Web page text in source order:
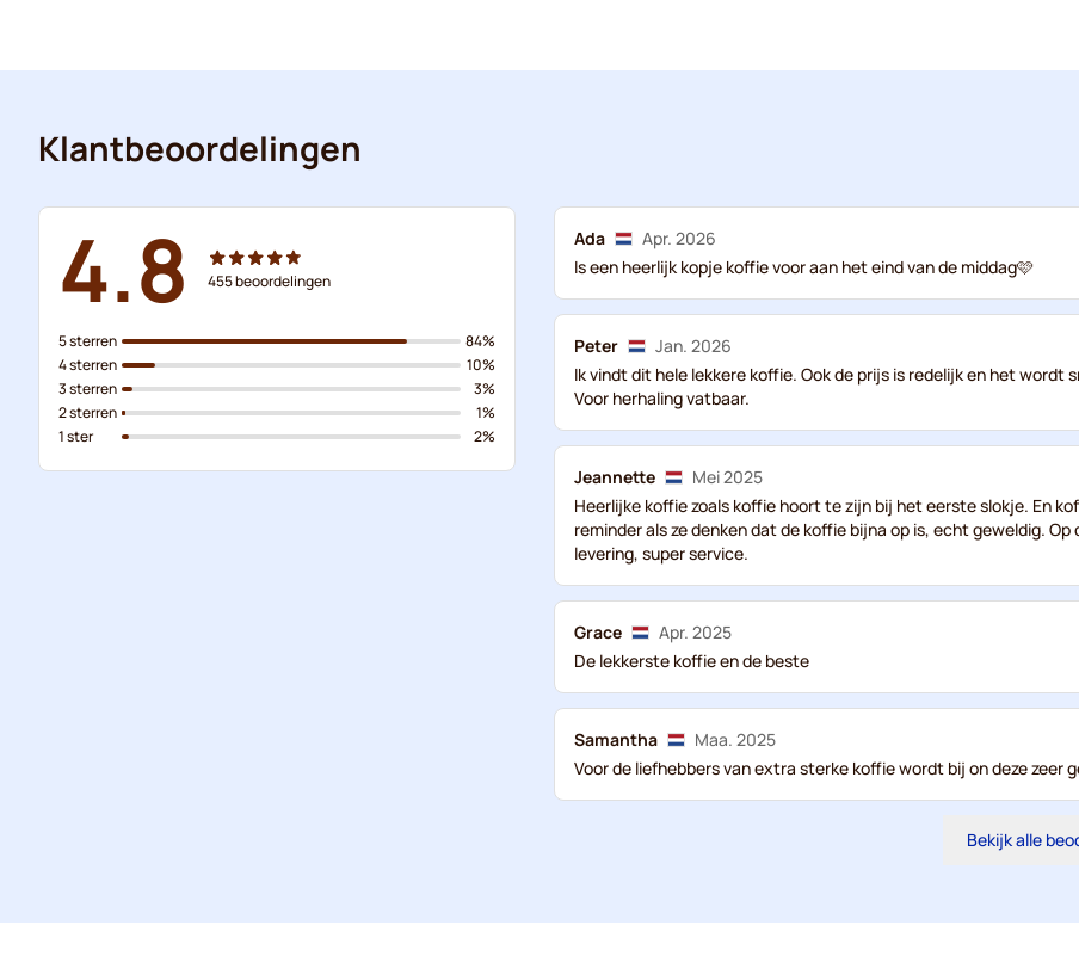
Klantbeoordelingen
4.8 455beoordelingen
5 sterren
4 sterren
3 sterren
2 sterren
1 ster
84%
10%
3%
1%
2%
Ada
Apr. 2026
Is een heerlijk kopje koffie voor aan het eind van de middag🩷
Peter
Jan. 2026
Ik vindt dit hele lekkere koffie. Ook de prijs is redelijk en het wordt
Voor herhaling vatbaar.
Jeannette
Mei 2025
Heerlijke koffie zoals koffie hoort te zijn bij het eerste slokje. En
reminder als ze denken dat de koffie bijna op is, echt geweldig.
levering, super service.
Grace
Apr. 2025
De lekkerste koffie en de beste
Samantha
Maa. 2025
Voor de liefhebbers van extra sterke koffie wordt bij on deze zeer
Bekijk alle